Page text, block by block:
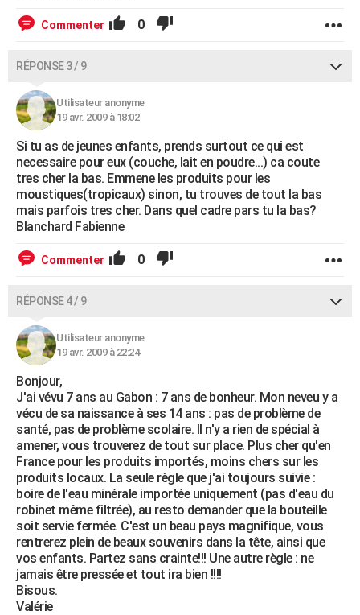
Commenter 0
RÉPONSE 3 / 9
Utilisateur anonyme
19 avr. 2009 à 18:02
Si tu as de jeunes enfants, prends surtout ce qui est
necessaire pour eux (couche, lait en poudre...) ca coute
tres cher la bas. Emmene les produits pour les
moustiques(tropicaux) sinon, tu trouves de tout la bas
mais parfois tres cher. Dans quel cadre pars tu la bas?
Blanchard Fabienne
Commenter 0
RÉPONSE 4 / 9
Utilisateur anonyme
19 avr. 2009 à 22:24
Bonjour,
J'ai vévu 7 ans au Gabon : 7 ans de bonheur. Mon neveu y a
vécu de sa naissance à ses 14 ans : pas de problème de
santé, pas de problème scolaire. Il n'y a rien de spécial à
amener, vous trouverez de tout sur place. Plus cher qu'en
France pour les produits importés, moins chers sur les
produits locaux. La seule règle que j'ai toujours suivie :
boire de l'eau minérale importée uniquement (pas d'eau du
robinet même filtrée), au resto demander que la bouteille
soit servie fermée. C'est un beau pays magnifique, vous
rentrerez plein de beaux souvenirs dans la tête, ainsi que
vos enfants. Partez sans crainte!!! Une autre règle : ne
jamais être pressée et tout ira bien !!!!
Bisous.
Valérie